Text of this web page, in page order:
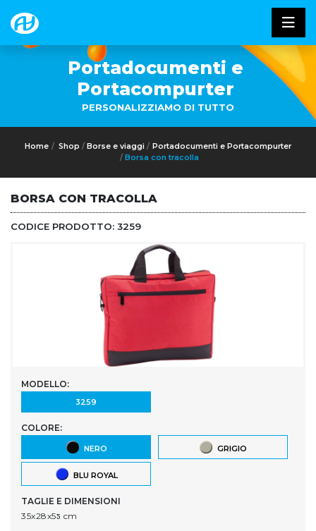
Portadocumenti e
Portacompurter
PERSONALIZZIAMO DI TUTTO
Home Shop Borse e viaggi
Portadocumenti e Portacompurter
Borsa con tracolla
BORSA CON TRACOLLA
CODICE PRODOTTO: 3259
MODELLO:
3259
COLORE:
NERO GRIGIO
BLU ROYAL
TAGLIE E DIMENSIONI
35x28x5ƽ cm